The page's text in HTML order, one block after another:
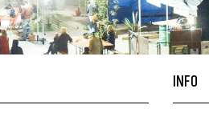
INFO